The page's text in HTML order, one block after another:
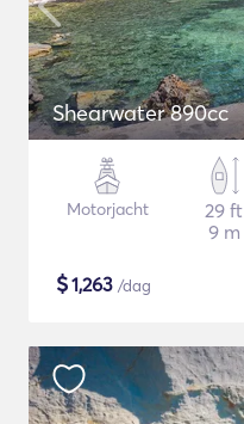
Shearwater 890cc
Motorjacht
29 ft
9 m
$1,263 /dag